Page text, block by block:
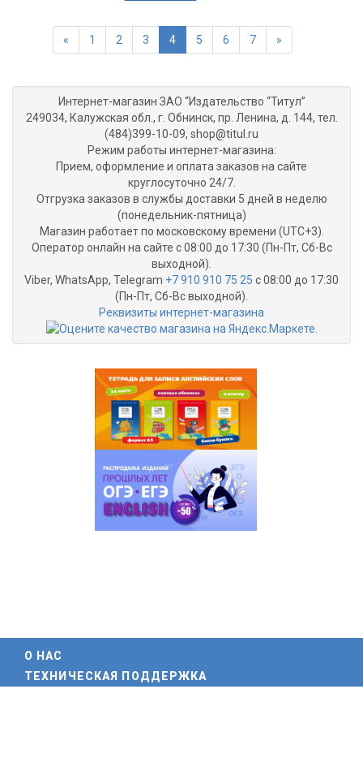
« 1 2 3 4 5 6 7 »
Интернет-магазин ЗАО “Издательство “Титул”
249034, Калужская обл., г. Обнинск, пр. Ленина, д. 144, тел.
(484)399-10-09, shop@titul.ru
Режим работы интернет-магазина:
Прием, оформление и оплата заказов на сайте
круглосуточно 24/7.
Отгрузка заказов в службы доставки 5 дней в неделю
(понедельник-пятница)
Магазин работает по московскому времени (UTC+3).
Оператор онлайн на сайте с 08:00 до 17:30 (Пн-Пт, Сб-Вс
выходной).
Viber, WhatsApp, Telegram +7 910 910 75 25 с 08:00 до 17:30
(Пн-Пт, Сб-Вс выходной).
Реквизиты интернет-магазина
О НАС
ТЕХНИЧЕСКАЯ ПОДДЕРЖКА